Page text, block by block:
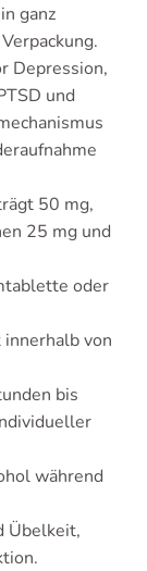
ganz
Depression,
und
50 mg,
25 mg und
oder
von
bis
während
Übelkeit,